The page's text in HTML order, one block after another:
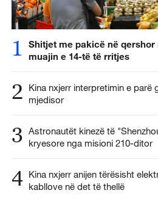
1
Shitjet me pakicë në qershor
muajin e 14-të të rritjes
2
Kina nxjerr interpretimin e parë
mjedisor
3 Astronautët kinezë të
kryesore nga misioni 210-ditor
4 Kina nxjerr anijen tërësisht
kabllove në det të thellë